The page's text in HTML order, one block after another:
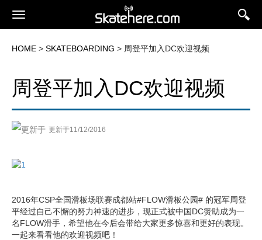
HOME > SKATEBOARDING > 周登平加入DC欢迎视频
周登平加入DC欢迎视频
更新于11/12/2016
2016年CSP全国滑板场联赛成都站#FLOW滑板公园# 的冠军周登
平经过自己不懈的努力神速的进步，现正式被中国DC赞助成为一
名FLOW滑手，希望他在今后会带给大家更多惊喜和更好的表现。
一起来看看他的欢迎视频吧！